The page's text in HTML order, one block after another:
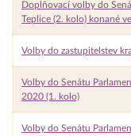
Doplňovací volby do
Teplice (2. kolo) konané
Volby do zastupitelstev
Volby do Senátu
2020 (1. kolo)
Volby do Senátu